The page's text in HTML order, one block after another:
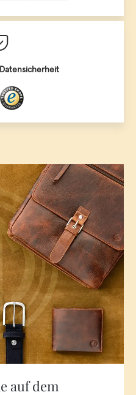
auf dem